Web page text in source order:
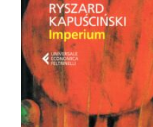
Imperium